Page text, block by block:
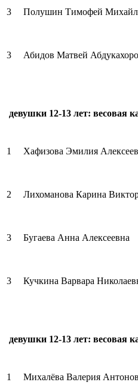
3 Полушин Тимофей
3 Абидов Матвей
девушки 12-13 лет: весовая
1 Хафизова Эмилия
2 Лихоманова Карина
3 Бугаева Анна Алексеевна
3 Кучкина Варвара
девушки 12-13 лет: весовая
1 Михалёва Валерия